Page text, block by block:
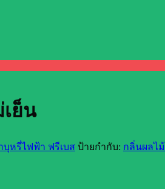
เย็น
บุหรี่ไฟฟ้า ฟรีเบส ป้ายกำกับ: กลิ่นผลไม้